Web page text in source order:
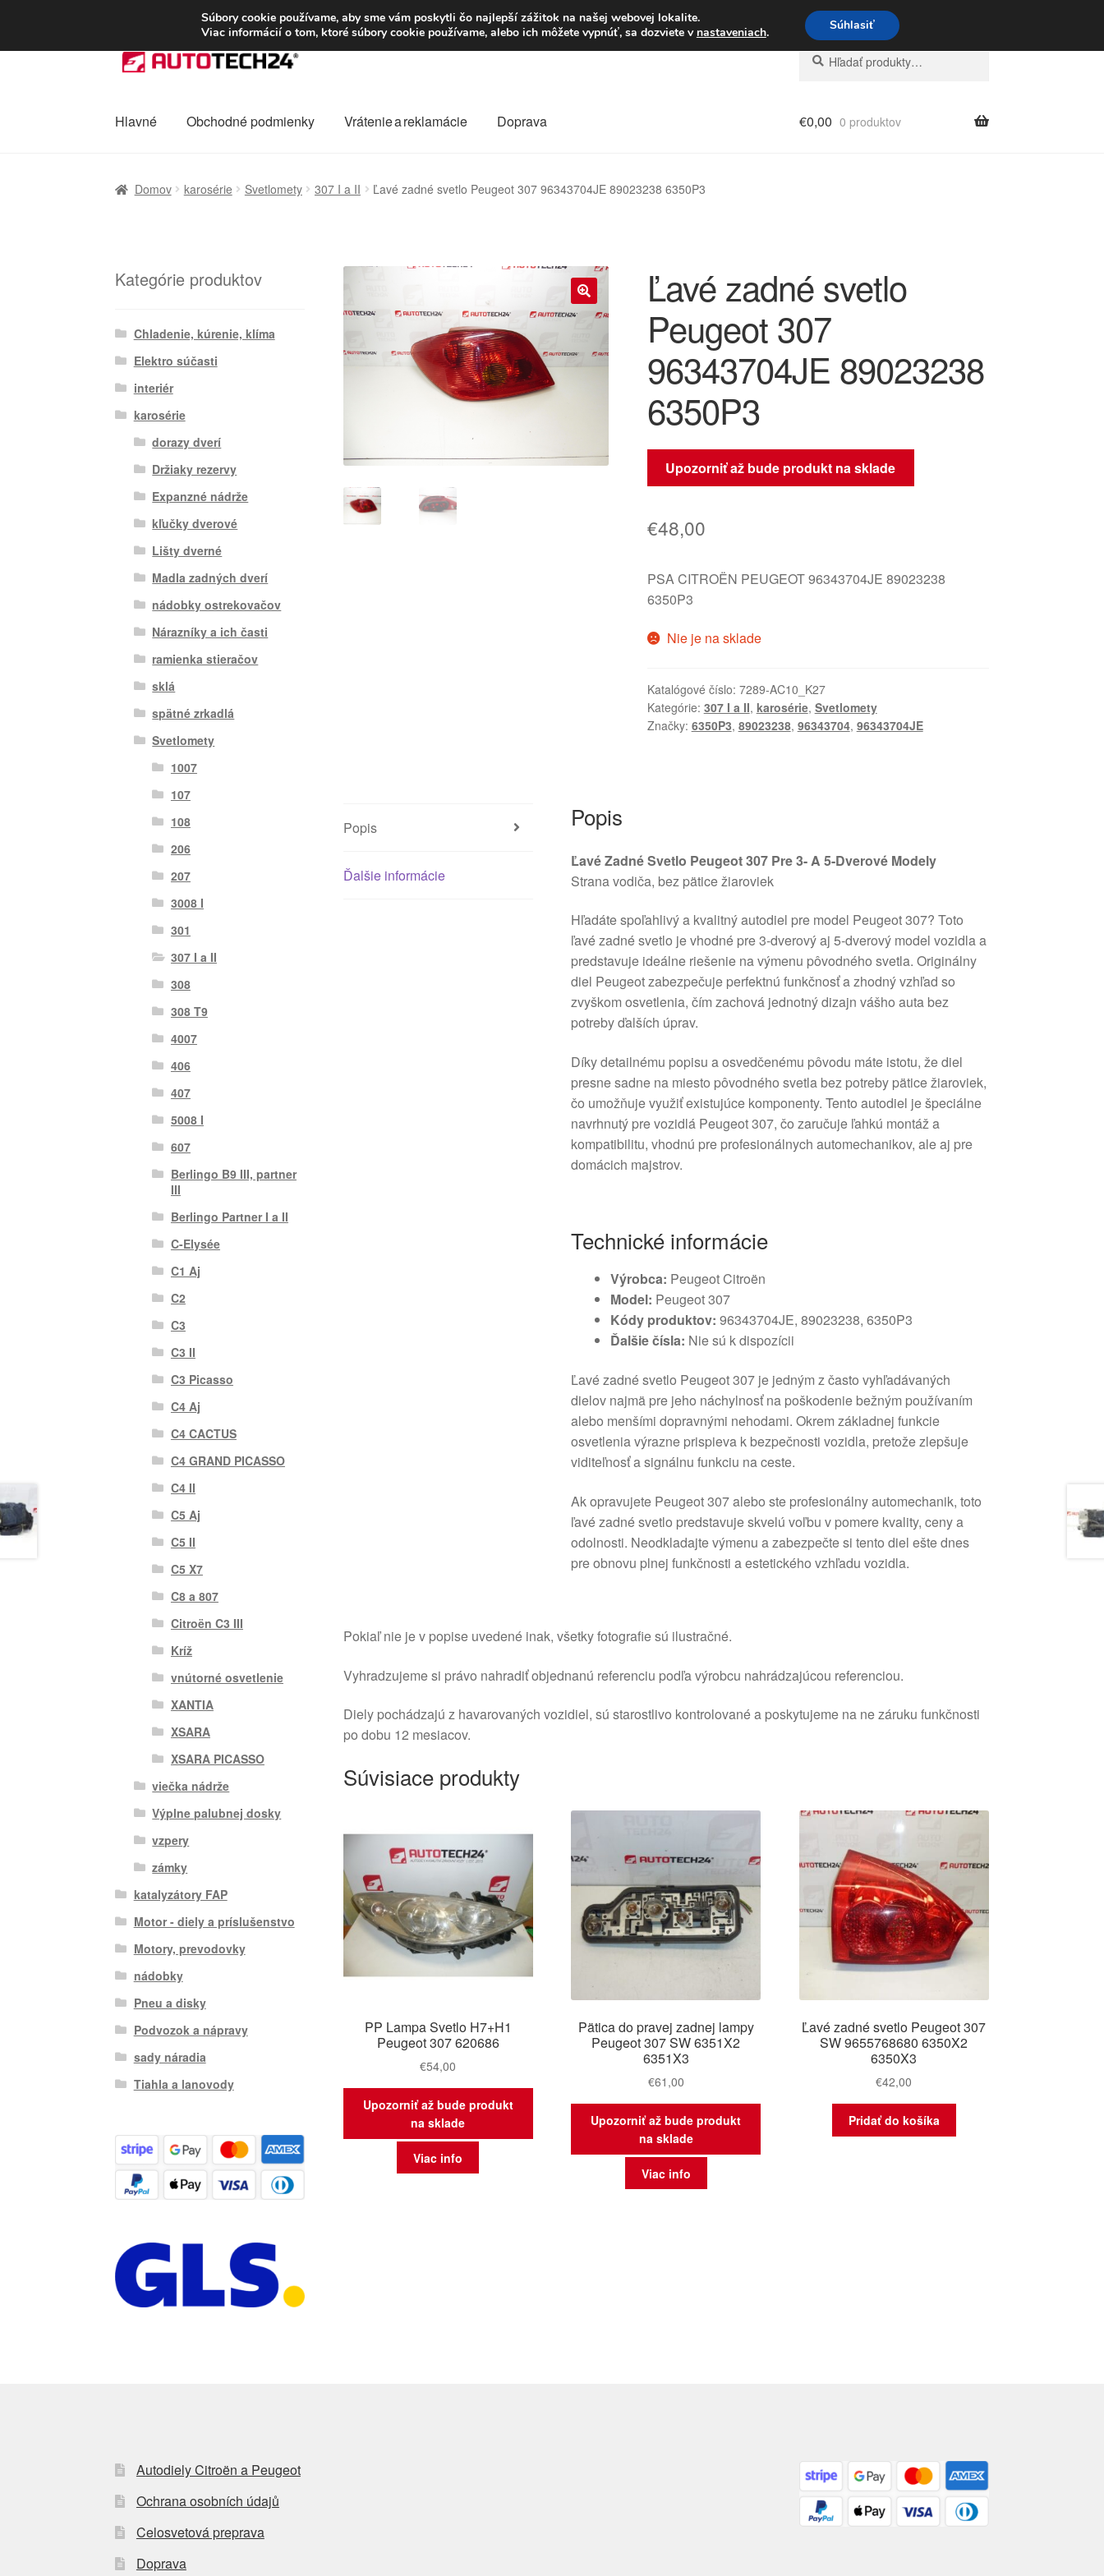
DOPRAVA od 6 EUR Po–Pi 09:00–16:00 233 221 276
Preskočiť
na
Preskočiť
na
Hľadať:
Vyhľadávanie
Hlavné Obchodné podmienky Vrátenie a reklamácie Doprava €0,00 0 produktov
Domov karosérie Svetlomety 307 I a II Ľavé zadné svetlo Peugeot 307 96343704JE 89023238 6350P3
Ľavé zadné svetlo
Peugeot 307
96343704JE 89023238
6350P3
Upozorniť až bude produkt na sklade
€48,00
PSA CITROËN PEUGEOT 96343704JE 89023238
6350P3
Nie je na sklade
Katalógové číslo: 7289-AC10_K27
Kategórie: 307 I a II, karosérie, Svetlomety
Značky: 6350P3, 89023238, 96343704, 96343704JE
Popis
Ďalšie informácie
Popis
Ľavé Zadné Svetlo Peugeot 307 Pre 3- A 5-Dverové Modely
Strana vodiča, bez pätice žiaroviek
Hľadáte spoľahlivý a kvalitný autodiel pre model Peugeot 307? Toto
ľavé zadné svetlo je vhodné pre 3-dverový aj 5-dverový model vozidla a
predstavuje ideálne riešenie na výmenu pôvodného svetla. Originálny
diel Peugeot zabezpečuje perfektnú funkčnosť a zhodný vzhľad so
zvyškom osvetlenia, čím zachová jednotný dizajn vášho auta bez
potreby ďalších úprav.
Díky detailnému popisu a osvedčenému pôvodu máte istotu, že diel
presne sadne na miesto pôvodného svetla bez potreby pätice žiaroviek,
čo umožňuje využiť existujúce komponenty. Tento autodiel je špeciálne
navrhnutý pre vozidlá Peugeot 307, čo zaručuje ľahkú montáž a
kompatibilitu, vhodnú pre profesionálnych automechanikov, ale aj pre
domácich majstrov.
Technické informácie
Výrobca: Peugeot Citroën
Model: Peugeot 307
Kódy produktov: 96343704JE, 89023238, 6350P3
Ďalšie čísla: Nie sú k dispozícii
Ľavé zadné svetlo Peugeot 307 je jedným z často vyhľadávaných
dielov najmä pre jeho náchylnosť na poškodenie bežným používaním
alebo menšími dopravnými nehodami. Okrem základnej funkcie
osvetlenia výrazne prispieva k bezpečnosti vozidla, pretože zlepšuje
viditeľnosť a signálnu funkciu na ceste.
Ak opravujete Peugeot 307 alebo ste profesionálny automechanik, toto
ľavé zadné svetlo predstavuje skvelú voľbu v pomere kvality, ceny a
odolnosti. Neodkladajte výmenu a zabezpečte si tento diel ešte dnes
pre obnovu plnej funkčnosti a estetického vzhľadu vozidla.
Pokiaľ nie je v popise uvedené inak, všetky fotografie sú ilustračné.
Vyhradzujeme si právo nahradiť objednanú referenciu podľa výrobcu nahrádzajúcou referenciou.
Diely pochádzajú z havarovaných vozidiel, sú starostlivo kontrolované a poskytujeme na ne záruku funkčnosti
po dobu 12 mesiacov.
Súvisiace produkty
PP Lampa Svetlo H7+H1
Peugeot 307 620686
€54,00
Upozorniť až bude produkt
na sklade
Viac info
Pätica do pravej zadnej lampy
Peugeot 307 SW 6351X2
6351X3
€61,00
Upozorniť až bude produkt
na sklade
Viac info
Ľavé zadné svetlo Peugeot 307
SW 9655768680 6350X2
6350X3
€42,00
Pridať do košíka
Kategórie produktov
Chladenie, kúrenie, klíma
Elektro súčasti
interiér
karosérie
dorazy dverí
Držiaky rezervy
Expanzné nádrže
kľučky dverové
Lišty dverné
Madla zadných dverí
nádobky ostrekovačov
Nárazníky a ich časti
ramienka stieračov
sklá
spätné zrkadlá
Svetlomety
1007
107
108
206
207
3008 I
301
307 I a II
308
308 T9
4007
406
407
5008 I
607
Berlingo B9 III, partner
III
Berlingo Partner I a II
C-Elysée
C1 Aj
C2
C3
C3 II
C3 Picasso
C4 Aj
C4 CACTUS
C4 GRAND PICASSO
C4 II
C5 Aj
C5 II
C5 X7
C8 a 807
Citroën C3 III
Kríž
vnútorné osvetlenie
XANTIA
XSARA
XSARA PICASSO
viečka nádrže
Výplne palubnej dosky
vzpery
zámky
katalyzátory FAP
Motor - diely a príslušenstvo
Motory, prevodovky
nádobky
Pneu a disky
Podvozok a nápravy
sady náradia
Tiahla a lanovody
Autodiely Citroën a Peugeot
Ochrana osobních údajů
Celosvetová preprava
Doprava
Súbory cookie používame, aby sme vám poskytli čo najlepší zážitok na našej webovej lokalite.
Viac informácií o tom, ktoré súbory cookie používame, alebo ich môžete vypnúť, sa dozviete v nastaveniach. Súhlasiť